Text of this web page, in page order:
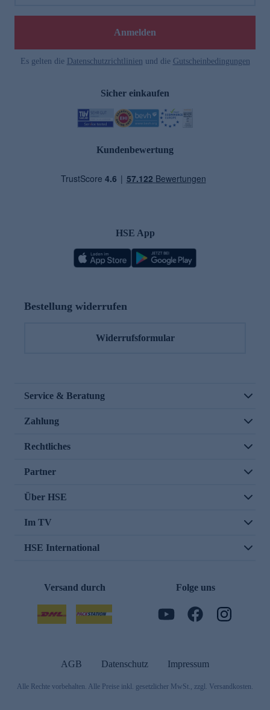
Anmelden
Es gelten die Datenschutzrichtlinien und die Gutscheinbedingungen
Sicher einkaufen
Kundenbewertung
HSE App
Bestellung widerrufen
Widerrufsformular
Service & Beratung
Zahlung
Rechtliches
Partner
Über HSE
Im TV
HSE International
Versand durch Folge uns
AGB Datenschutz Impressum
Alle Rechte vorbehalten. Alle Preise inkl. gesetzlicher MwSt., zzgl. Versandkosten.